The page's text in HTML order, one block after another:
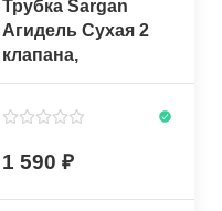
Трубка Sargan
Агидель Сухая 2
клапана,
прозрачный/
1 590